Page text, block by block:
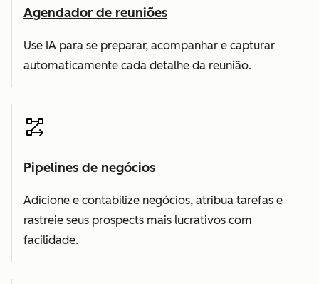
Agendador de reuniões
Use IA para se preparar, acompanhar e capturar
automaticamente cada detalhe da reunião.
Pipelines de negócios
Adicione e contabilize negócios, atribua tarefas e
rastreie seus prospects mais lucrativos com
facilidade.